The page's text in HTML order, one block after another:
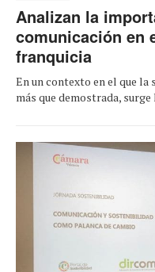
Analizan la
comunicación en
franquicia
En un contexto en el que la
más que demostrada, surge